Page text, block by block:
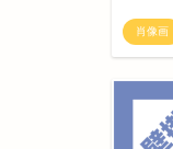
肖像画